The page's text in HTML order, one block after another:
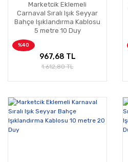
Marketcik Eklemeli
Carnaval Sıralı Işık Seyyar
Bahçe Işıklandırma Kablosu
5 metre 10 Duy
%40
967,68 TL
1.612,80 TL